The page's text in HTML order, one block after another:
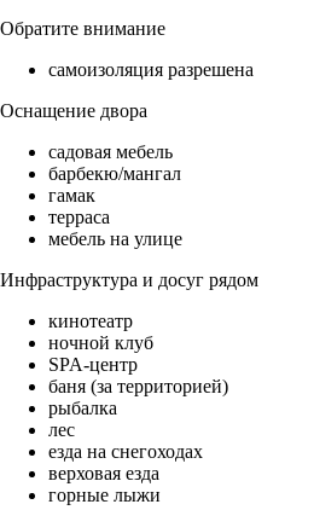
Обратите внимание
самоизоляция разрешена
Оснащение двора
садовая мебель
барбекю/мангал
гамак
терраса
мебель на улице
Инфраструктура и досуг рядом
кинотеатр
ночной клуб
SPA-центр
баня (за территорией)
рыбалка
лес
езда на снегоходах
верховая езда
горные лыжи